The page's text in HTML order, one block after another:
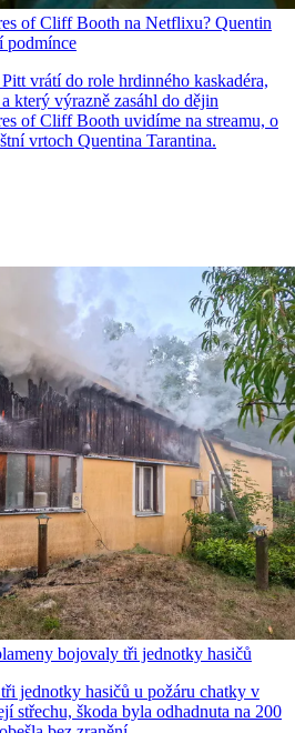
of Cliff Booth na Netflixu? Quentin
podmínce
vrátí do role hrdinného kaskadéra,
který výrazně zasáhl do dějin
of Cliff Booth uvidíme na streamu, o
vrtoch Quentina Tarantina.
bojovaly tři jednotky hasičů
jednotky hasičů u požáru chatky v
střechu, škoda byla odhadnuta na 200